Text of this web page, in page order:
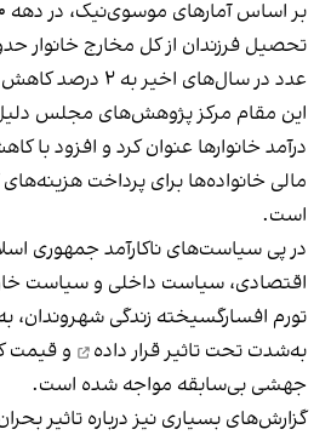
عدد در سال‌های اخیر به ۲ درصد کاهش یافته است.
این مقام مرکز پژوهش‌های مجلس
درآمد خانوارها عنوان کرد و افزود با
مالی خانواده‌ها برای پرداخت
است.
در پی سیاست‌های ناکارآمد جمهوری
اقتصادی، سیاست داخلی و سیاست
تورم افسارگسیخته زندگی شهروندان،
به‌شدت تحت تاثیر قرار داده
و قیمت
جهشی بی‌سابقه مواجه شده است.
گزارش‌های بسیاری نیز درباره تاثیر